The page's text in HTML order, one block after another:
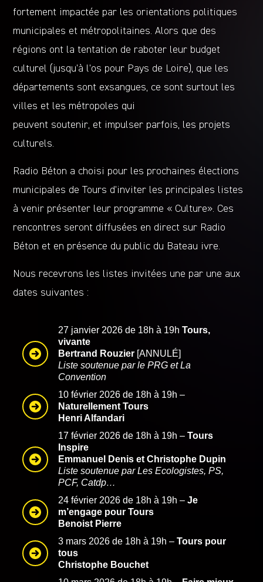
fortement impactée par les orientations politiques
municipales et métropolitaines. Alors que des
régions ont la tentation de raboter leur budget
culturel (jusqu’à l’os pour Pays de Loire), que les
départements sont exsangues, ce sont surtout les
villes et les métropoles qui
peuvent soutenir, et impulser parfois, les projets
culturels.
Radio Béton a choisi pour les prochaines élections
municipales de Tours d’inviter les principales listes
à venir présenter leur programme « Culture». Ces
rencontres seront diffusées en direct sur Radio
Béton et en présence du public du Bateau ivre.
Nous recevrons les listes invitées une par une aux
dates suivantes :
27 janvier 2026 de 18h à 19h Tours,
vivante
Bertrand Rouzier [ANNULÉ]
Liste soutenue par le PRG et La
Convention
10 février 2026 de 18h à 19h –
Naturellement Tours
Henri Alfandari
17 février 2026 de 18h à 19h – Tours
Inspire
Emmanuel Denis et Christophe Dupin
Liste soutenue par Les Ecologistes, PS,
PCF, Catdp…
24 février 2026 de 18h à 19h – Je
m’engage pour Tours
Benoist Pierre
3 mars 2026 de 18h à 19h – Tours pour
tous
Christophe Bouchet